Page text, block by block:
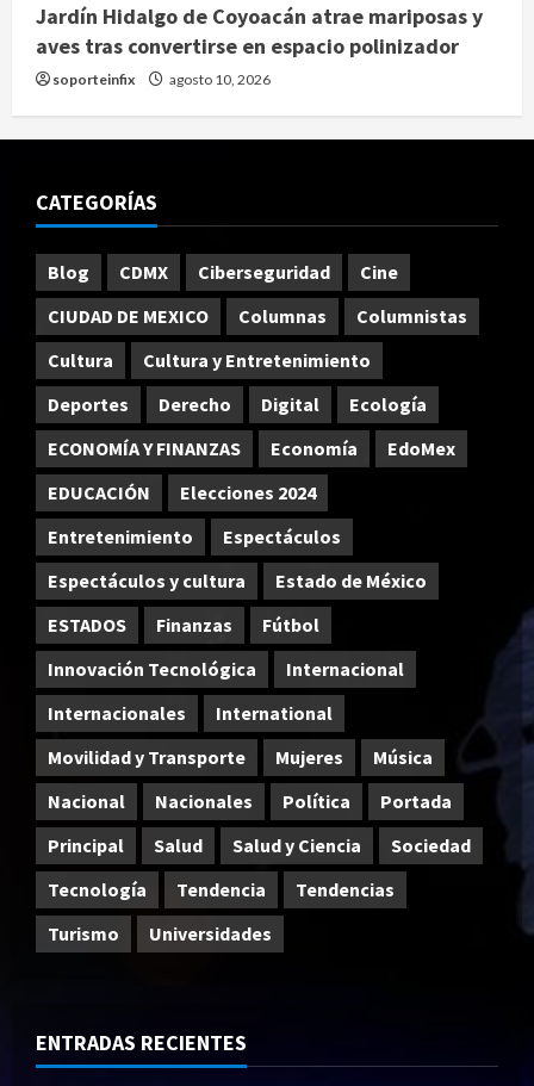
Jardín Hidalgo de Coyoacán atrae mariposas y
aves tras convertirse en espacio polinizador
soporteinfix agosto 10, 2026
CATEGORÍAS
Blog CDMX Ciberseguridad
Cine
CIUDAD DE MEXICO
Columnas
Columnistas
Cultura
Cultura y Entretenimiento
Deportes
Derecho Digital
Ecología
ECONOMÍA Y FINANZAS
Economía
EdoMex
EDUCACIÓN
Elecciones 2024
Entretenimiento
Espectáculos
Espectáculos y cultura
Estado de México
ESTADOS
Finanzas
Fútbol
Innovación Tecnológica
Internacional
Internacionales
International
Movilidad y Transporte
Mujeres
Música
Nacional
Nacionales Política
Portada
Principal
Salud Salud y Ciencia
Sociedad
Tecnología
Tendencia
Tendencias
Turismo
Universidades
ENTRADAS RECIENTES